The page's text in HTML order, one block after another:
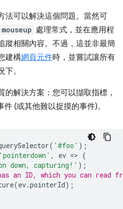
法可以解決這個問題。當然可
mouseup 處理常式，並在應用程
蹤相關內容。不過，這並非最簡
建構網頁元件時，並嘗試讓所有
。
的解決方案：您可以擷取指標，
件 (或其他難以捉摸的事件)。
( '#foo' );
'pointerdown' , ev => {
down, capturing!' );
an ID, which you can read
(ev.pointerId);